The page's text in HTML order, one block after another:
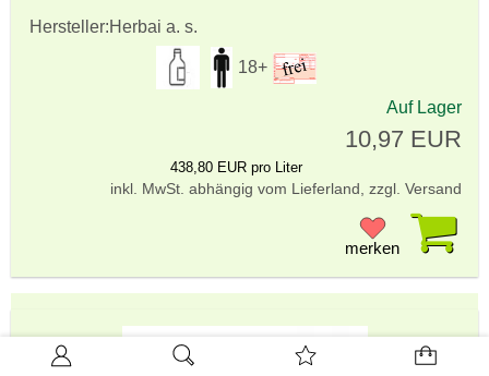
Hersteller:Herbai a. s.
18+
Auf Lager
10,97 EUR
438,80 EUR pro Liter
inkl. MwSt. abhängig vom Lieferland, zzgl. Versand
merken